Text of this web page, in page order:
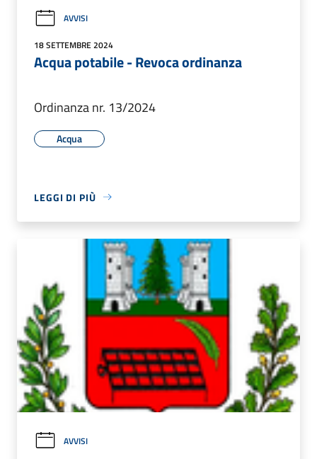
AVVISI
18 SETTEMBRE 2024
Acqua potabile - Revoca ordinanza
Ordinanza nr. 13/2024
Acqua
LEGGI DI PIÙ
AVVISI